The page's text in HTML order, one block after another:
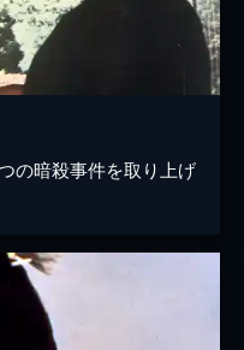
の暗殺事件を取り上げ